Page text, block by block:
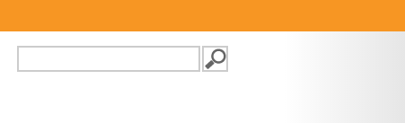
FORMULAIRE DE